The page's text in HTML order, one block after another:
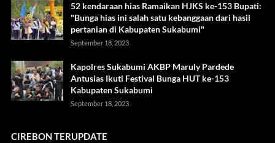
52 kendaraan hias Ramaikan HJKS ke-153 Bupati:
"Bunga hias ini salah satu kebanggaan dari hasil
pertanian di Kabupaten Sukabumi"
September 18, 2023
Kapolres Sukabumi AKBP Maruly Pardede
Antusias Ikuti Festival Bunga HUT ke-153
Kabupaten Sukabumi
September 18, 2023
CIREBON TERUPDATE